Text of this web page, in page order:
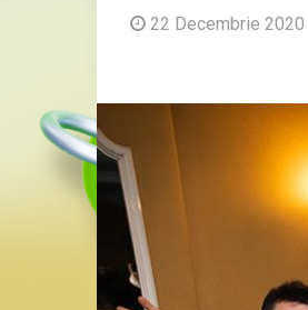
22 Decembrie 2020